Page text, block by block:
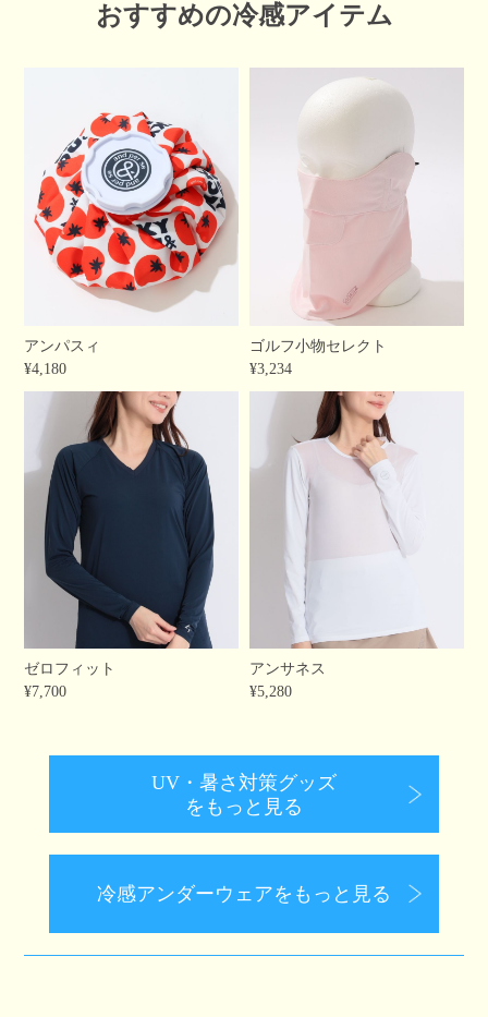
おすすめの冷感アイテム
アンパスィ
¥4,180
ゴルフ小物セレクト
¥3,234
ゼロフィット
¥7,700
アンサネス
¥5,280
UV・暑さ対策グッズ
をもっと見る
冷感アンダーウェアをもっと見る